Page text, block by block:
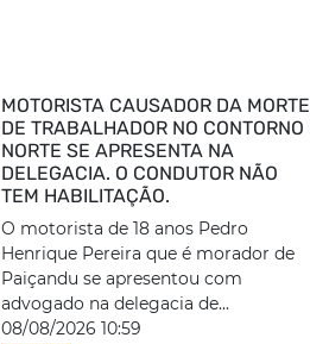
MOTORISTA CAUSADOR DA MORTE
DE TRABALHADOR NO CONTORNO
NORTE SE APRESENTA NA
DELEGACIA. O CONDUTOR NÃO
TEM HABILITAÇÃO.
O motorista de 18 anos Pedro
Henrique Pereira que é morador de
Paiçandu se apresentou com
advogado na delegacia de...
08/08/2026 10:59